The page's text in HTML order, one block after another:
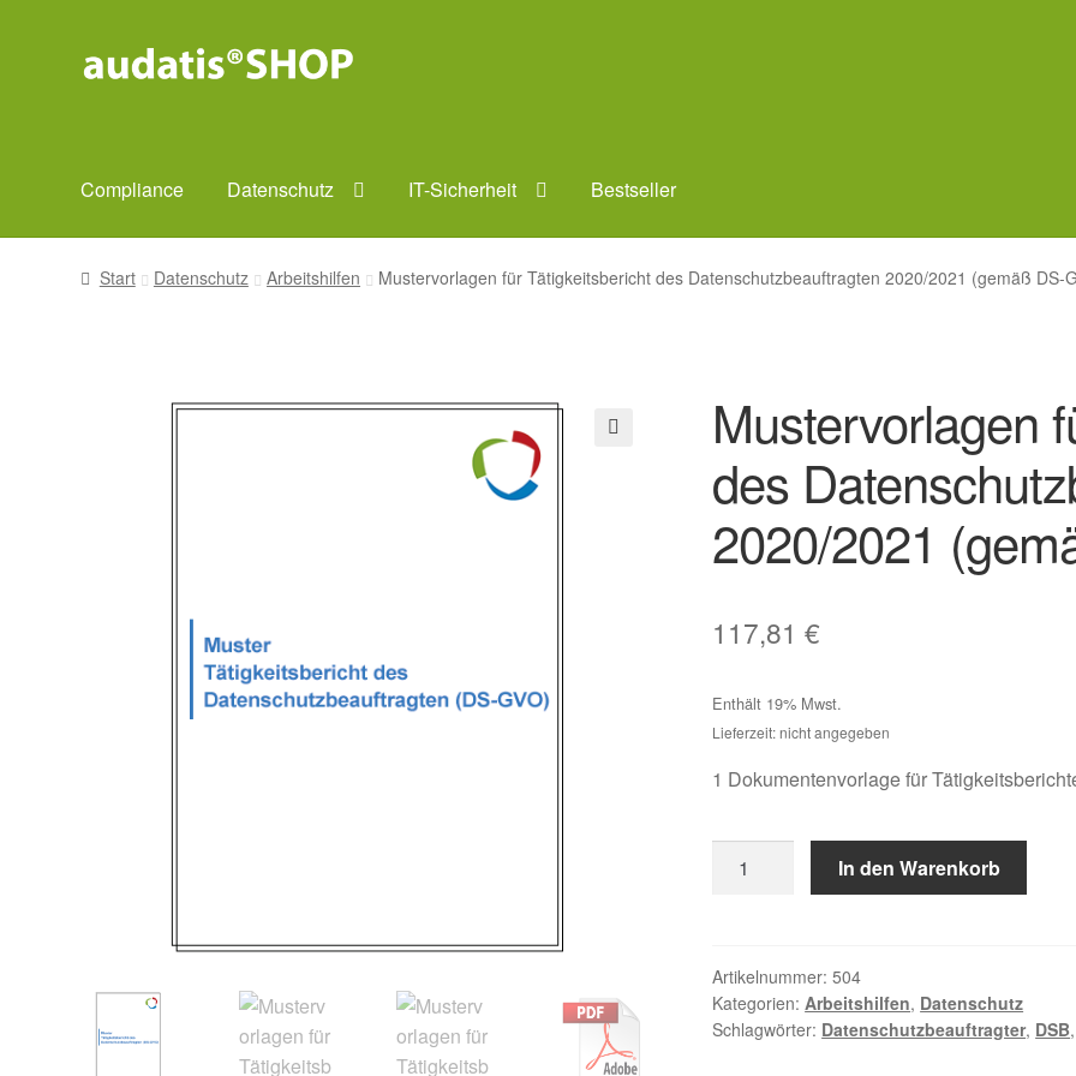
Navigation
springen
Inhalt
springen
Compliance Datenschutz IT-Sicherheit Bestseller
Start Datenschutz Arbeitshilfen Mustervorlagen für Tätigkeitsbericht des Datenschutzbeauftragten 2020/2021 (gemäß DS-
Mustervorlagen
des
2020/2021
117,81€
Enthält 19% Mwst.
Lieferzeit: nicht angegeben
1 Dokumentenvorlage für
Mustervorlagen
Datenschutzbeauftragten
2020/2021
(gemäß
In den Warenkorb
Artikelnummer:504
Kategorien: Arbeitshilfen, Datenschutz
Schlagwörter: Datenschutzbeauftragter, DSB